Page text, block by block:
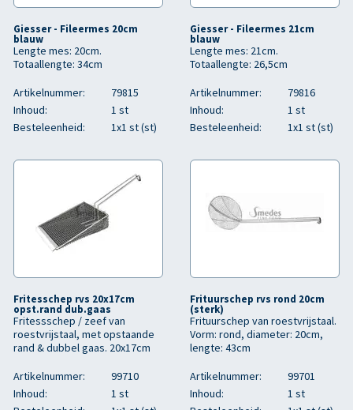
Giesser - Fileermes 20cm
blauw
Lengte mes: 20cm.
Totaallengte: 34cm
Artikelnummer:
79815
Inhoud:
1 st
Besteleenheid:
1x1 st (st)
Giesser - Fileermes 21cm
blauw
Lengte mes: 21cm.
Totaallengte: 26,5cm
Artikelnummer:
79816
Inhoud:
1 st
Besteleenheid:
1x1 st (st)
Fritesschep rvs 20x17cm
opst.rand dub.gaas
Fritessschep / zeef van
roestvrijstaal, met opstaande
rand & dubbel gaas. 20x17cm
Artikelnummer:
99710
Inhoud:
1 st
Frituurschep rvs rond 20cm
(sterk)
Frituurschep van roestvrijstaal.
Vorm: rond, diameter: 20cm,
lengte: 43cm
Artikelnummer:
99701
Inhoud:
1 st